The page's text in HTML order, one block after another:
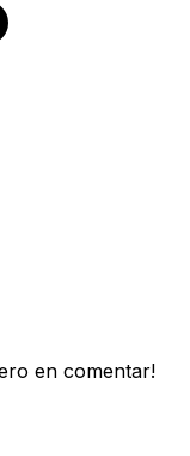
en comentar!